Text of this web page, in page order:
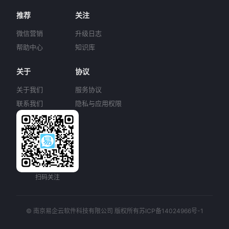
推荐
微信营销
帮助中心
关注
升级日志
知识库
关于
关于我们
联系我们
协议
服务协议
隐私与应用权限
扫码关注
© 南京易企云软件科技有限公司 版权所有苏ICP备14024966号-1